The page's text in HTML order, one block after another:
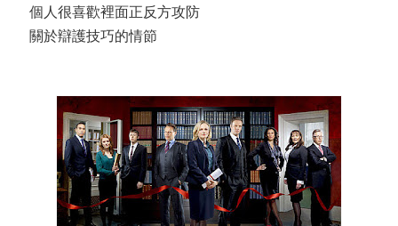
個人很喜歡裡面正反方攻防
關於辯護技巧的情節